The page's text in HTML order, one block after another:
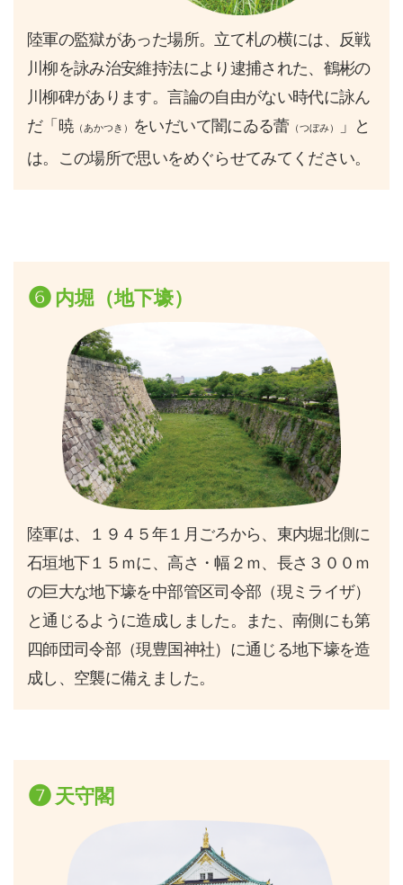
陸軍の監獄があった場所。立て札の横には、反戦
川柳を詠み治安維持法により逮捕された、鶴彬の
川柳碑があります。言論の自由がない時代に詠ん
だ「暁 （あかつき） をいだいて闇にゐる蕾 （つぼみ）
」と
は。この場所で思いをめぐらせてみてください。
❻ 内堀（地下壕）
陸軍は、１９４５年１月ごろから、東内堀北側に
石垣地下１５ｍに、高さ・幅２ｍ、長さ３００ｍ
の巨大な地下壕を中部管区司令部（現ミライザ）
と通じるように造成しました。また、南側にも第
四師団司令部（現豊国神社）に通じる地下壕を造
成し、空襲に備えました。
❼天守閣